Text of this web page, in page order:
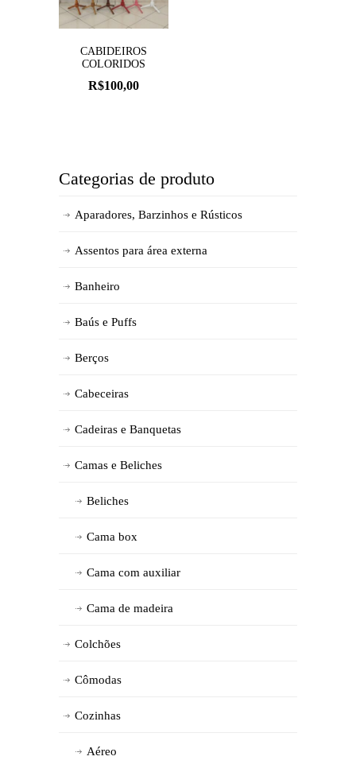
CABIDEIROS
COLORIDOS
R$100,00
Categorias de produto
Aparadores, Barzinhos e Rústicos
Assentos para área externa
Banheiro
Baús e Puffs
Berços
Cabeceiras
Cadeiras e Banquetas
Camas e Beliches
Beliches
Cama box
Cama com auxiliar
Cama de madeira
Colchões
Cômodas
Cozinhas
Aéreo